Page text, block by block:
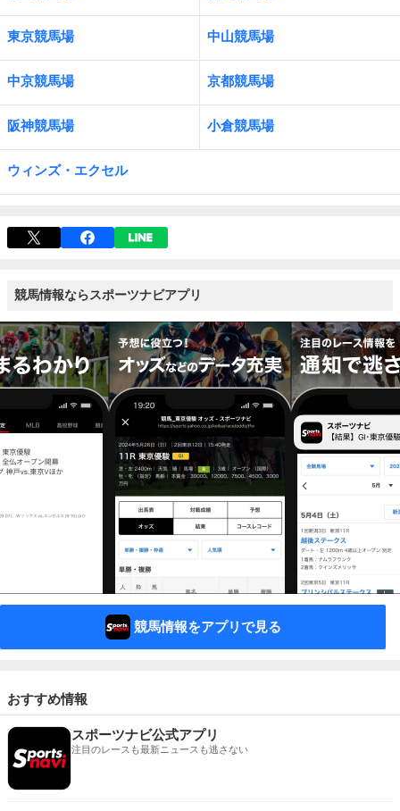
東京競馬場 中山競馬場
中京競馬場 京都競馬場
阪神競馬場 小倉競馬場
ウィンズ・エクセル
競馬情報ならスポーツナビアプリ
競馬情報をアプリで見る
おすすめ情報
スポーツナビ公式アプリ
注目のレースも最新ニュースも逃さない